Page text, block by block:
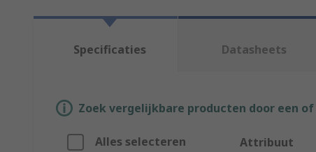
Specificaties Datasheets
Zoek vergelijkbare producten door een
Alles selecteren Attribuut